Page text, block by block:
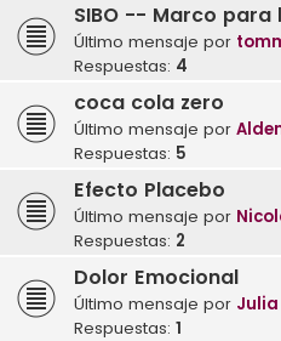
SIBO -- Marco para
Último mensaje por
Respuestas: 4
coca cola zero
Último mensaje por
Respuestas: 5
Efecto Placebo
Último mensaje por
Respuestas: 2
Dolor Emocional
Último mensaje por Julia
Respuestas: 1